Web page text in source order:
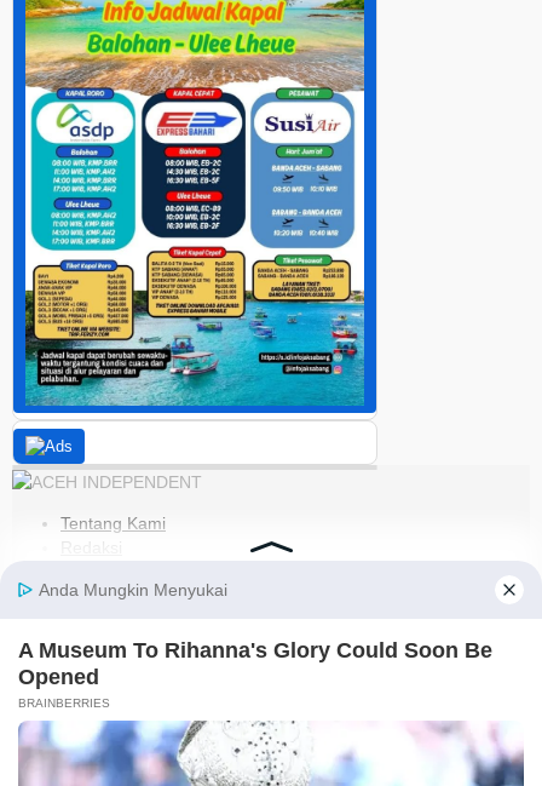
Tentang Kami
Redaksi
Pedoman Media Siber
Kebijakan Privasi
Jaringan Social
Facebook
Instagram